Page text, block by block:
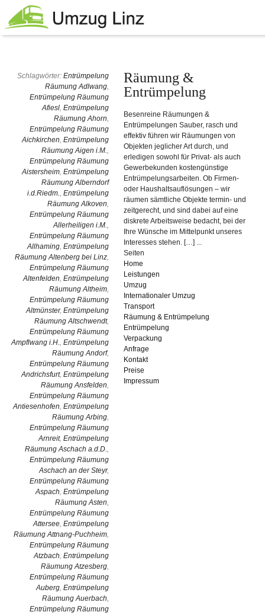
Schlagwörter: Entrümpelung
Räumung Adlwang,
Entrümpelung Räumung
Afiesl, Entrümpelung
Räumung Ahorn,
Entrümpelung Räumung
Aichkirchen, Entrümpelung
Räumung Aigen i.M.,
Entrümpelung Räumung
Aistersheim, Entrümpelung
Räumung Alberndorf
i.d.Riedm., Entrümpelung
Räumung Alkoven,
Entrümpelung Räumung
Allerheiligen i.M.,
Entrümpelung Räumung
Allhaming, Entrümpelung
Räumung Altenberg bei Linz,
Entrümpelung Räumung
Altenfelden, Entrümpelung
Räumung Altheim,
Entrümpelung Räumung
Altmünster, Entrümpelung
Räumung Altschwendt,
Entrümpelung Räumung
Ampflwang i.H., Entrümpelung
Räumung Andorf,
Entrümpelung Räumung
Andrichsfurt, Entrümpelung
Räumung Ansfelden,
Entrümpelung Räumung
Antiesenhofen, Entrümpelung
Räumung Arbing,
Entrümpelung Räumung
Arnreit, Entrümpelung
Räumung Aschach a.d.D.,
Entrümpelung Räumung
Aschach an der Steyr,
Entrümpelung Räumung
Aspach, Entrümpelung
Räumung Asten,
Entrümpelung Räumung
Attersee, Entrümpelung
Räumung Attnang-Puchheim,
Entrümpelung Räumung
Atzbach, Entrümpelung
Räumung Atzesberg,
Entrümpelung Räumung
Auberg, Entrümpelung
Räumung Auerbach,
Entrümpelung Räumung
Räumung &
Entrümpelung
Besenreine Räumungen &
Entrümpelungen Sauber, rasch und
effektiv führen wir Räumungen von
Objekten jeglicher Art durch, und
erledigen sowohl für Privat- als auch
Gewerbekunden kostengünstige
Entrümpelungsarbeiten. Ob Firmen-
oder Haushaltsauflösungen – wir
räumen sämtliche Objekte termin- und
zeitgerecht, und sind dabei auf eine
diskrete Arbeitsweise bedacht, bei der
Ihre Wünsche im Mittelpunkt unseres
Interesses stehen. […] ...
Seiten
Home
Leistungen
Umzug
Internationaler Umzug
Transport
Räumung & Entrümpelung
Entrümpelung
Verpackung
Anfrage
Kontakt
Preise
Impressum